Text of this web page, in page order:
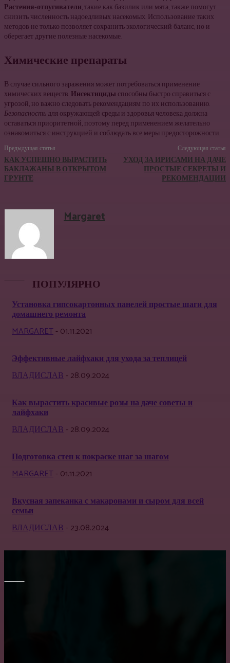
Растения-отпугиватели, такие как базилик или мята, также помогут
снизить численность надоедливых насекомых. Использование таких
методов не только позволяет сохранить экологический баланс, но и
оберегает другие полезные насекомые.
Химические препараты
В случае сильного заражения может потребоваться применение
химических веществ. Инсектициды способны быстро справиться с
угрозой, но важно следовать рекомендациям по их использованию.
Безопасностьдля окружающей среды и здоровья человека должна
оставаться приоритетной, поэтому перед применением желательно
ознакомиться с инструкцией и соблюдать все меры предосторожности.
Предыдущая статья
КАК УСПЕШНО ВЫРАСТИТЬ
БАКЛАЖАНЫ В ОТКРЫТОМ
ГРУНТЕ
Следующая статья
УХОД ЗА ИРИСАМИ НА ДАЧЕ
ПРОСТЫЕ СЕКРЕТЫ И
РЕКОМЕНДАЦИИ
Margaret
ПОПУЛЯРНО
Установка гипсокартонных панелей простые шаги для
домашнего ремонта
MARGARET- 01.11.2021
Эффективные лайфхаки для ухода за теплицей
ВЛАДИСЛАВ- 28.09.2024
Как вырастить красивые розы на даче советы и
лайфхаки
ВЛАДИСЛАВ- 28.09.2024
Подготовка стен к покраске шаг за шагом
MARGARET- 01.11.2021
Вкусная запеканка с макаронами и сыром для всей
семьи
ВЛАДИСЛАВ- 23.08.2024